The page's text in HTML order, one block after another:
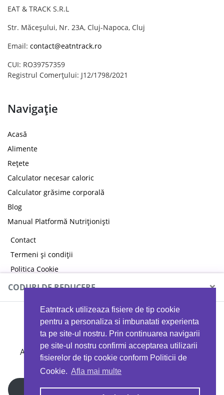
Eatntrack utilizeaza fisiere de tip cookie
pentru a personaliza si imbunatati experienta
ta pe site-ul nostru. Prin continuarea navigarii
pe site-ul nostru confirmi acceptarea utilizarii
fisierelor de tip cookie conform Politicii de
Cookie. Afla mai multe
EAT & TRACK S.R.L
Str. Măceșului, Nr. 23A, Cluj-Napoca, Cluj
Email: contact@eatntrack.ro
CUI: RO39757359
Registrul Comerțului: J12/1798/2021
Navigație
Acasă
Alimente
Rețete
Calculator necesar caloric
Calculator grăsime corporală
Blog
Manual Platformă Nutriționiști
Contact
Termeni și condiții
Politica Cookie
Politica de confidențialitate
CODURI DE REDUCERE ×
MYPROTEIN
Ai 40%reducere la orice comandă folosind codul
EATTRACK
Profită acum